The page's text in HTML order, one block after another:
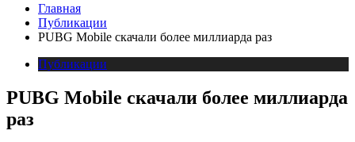
Главная
Публикации
PUBG Mobile скачали более миллиарда раз
Публикации
PUBG Mobile скачали более миллиарда
раз